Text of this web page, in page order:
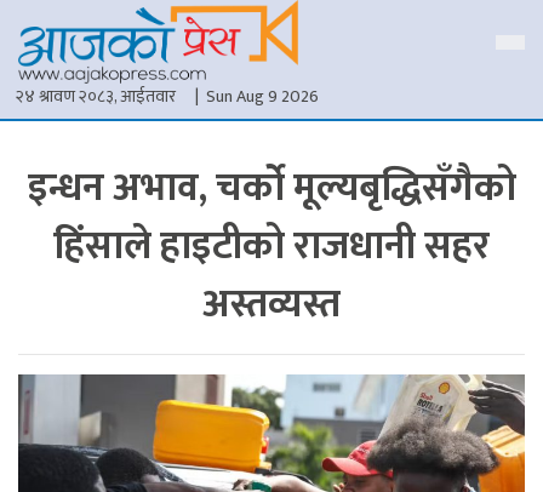
२४ श्रावण २०८३, आईतवार | Sun Aug 9 2026
इन्धन अभाव, चर्को मूल्यबृद्धिसँगैको
हिंसाले हाइटीको राजधानी सहर
अस्तव्यस्त